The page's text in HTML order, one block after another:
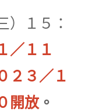
）１５：
／１１
２３／１
開放。